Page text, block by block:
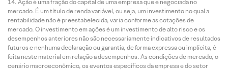
Ação é uma fração do capital de uma empresa que é negociada no
mercado. É um título de renda variável, ou seja, um investimento no qual a
rentabilidade não é preestabelecida, varia conforme as cotações de
mercado. O investimento em ações é um investimento de alto risco e os
desempenhos anteriores não são necessariamente indicativos de resultados
futuros e nenhuma declaração ou garantia, de forma expressa ou implícita, é
feita neste material em relação a desempenhos. As condições de mercado, o
cenário macroeconômico, os eventos específicos da empresa e do setor